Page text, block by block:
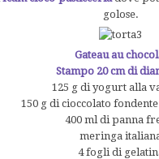
golose.
Gateau au
Stampo 20 cm di
125 g di yogurt alla
150 g di cioccolato
400 ml di panna
meringa
4 fogli di